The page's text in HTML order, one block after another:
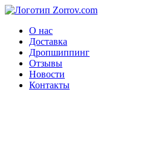
О нас
Доставка
Дропшиппинг
Отзывы
Новости
Контакты